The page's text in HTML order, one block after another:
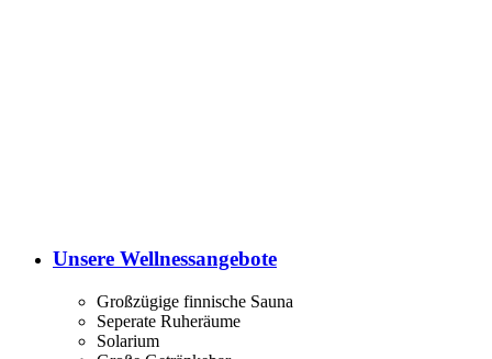
Unsere Wellnessangebote
Großzügige finnische Sauna
Seperate Ruheräume
Solarium